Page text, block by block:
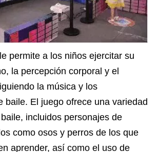
permite a los niños ejercitar su
la percepción corporal y el
la música y los
baile. El juego ofrece una variedad
incluidos personajes de
como osos y perros de los que
aprender, así como el uso de